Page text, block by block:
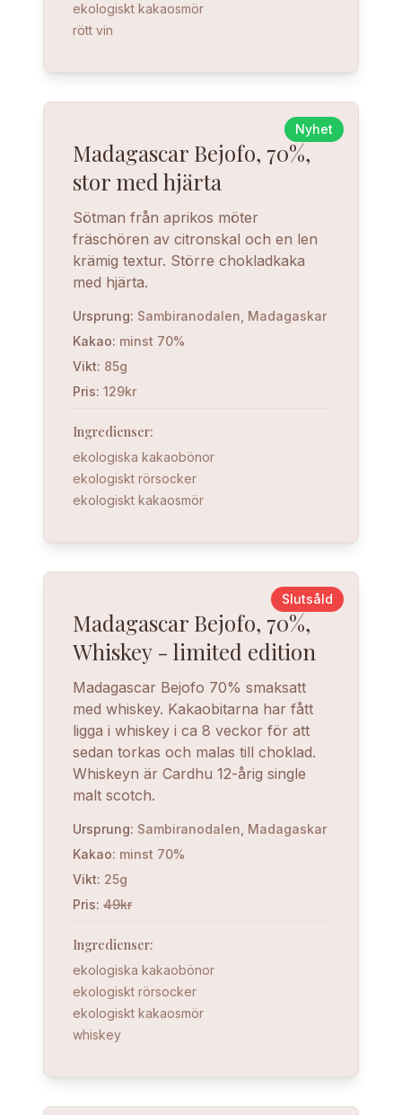
ekologiskt kakaosmör
rött vin
Nyhet
Madagascar Bejofo, 70%,
stor med hjärta
Sötman från aprikos möter
fräschören av citronskal och en len
krämig textur. Större chokladkaka
med hjärta.
Ursprung: Sambiranodalen, Madagaskar
Kakao: minst 70%
Vikt: 85g
Pris: 129kr
Ingredienser:
ekologiska kakaobönor
ekologiskt rörsocker
ekologiskt kakaosmör
Slutsåld
Madagascar Bejofo, 70%,
Whiskey - limited edition
Madagascar Bejofo 70% smaksatt
med whiskey. Kakaobitarna har fått
ligga i whiskey i ca 8 veckor för att
sedan torkas och malas till choklad.
Whiskeyn är Cardhu 12-årig single
malt scotch.
Ursprung: Sambiranodalen, Madagaskar
Kakao: minst 70%
Vikt: 25g
Pris: 49kr
Ingredienser:
ekologiska kakaobönor
ekologiskt rörsocker
ekologiskt kakaosmör
whiskey